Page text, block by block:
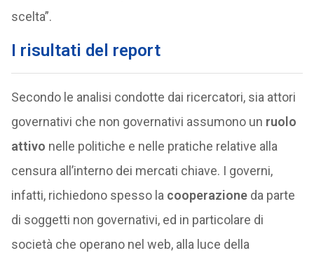
scelta”.
I risultati del report
Secondo le analisi condotte dai ricercatori, sia attori
governativi che non governativi assumono un ruolo
attivo nelle politiche e nelle pratiche relative alla
censura all’interno dei mercati chiave. I governi,
infatti, richiedono spesso la cooperazioneda parte
di soggetti non governativi, ed in particolare di
società che operano nel web, alla luce della